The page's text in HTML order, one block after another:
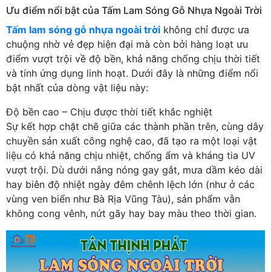
Ưu điểm nổi bật của Tấm Lam Sóng Gỗ Nhựa Ngoài Trời
Tấm lam sóng gỗ nhựa ngoài trời không chỉ được ưa
chuộng nhờ vẻ đẹp hiện đại mà còn bởi hàng loạt ưu
điểm vượt trội về độ bền, khả năng chống chịu thời tiết
và tính ứng dụng linh hoạt. Dưới đây là những điểm nổi
bật nhất của dòng vật liệu này:
Độ bền cao – Chịu được thời tiết khắc nghiệt
Sự kết hợp chặt chẽ giữa các thành phần trên, cùng dây
chuyền sản xuất công nghệ cao, đã tạo ra một loại vật
liệu có khả năng chịu nhiệt, chống ẩm và kháng tia UV
vượt trội. Dù dưới nắng nóng gay gắt, mưa dầm kéo dài
hay biên độ nhiệt ngày đêm chênh lệch lớn (như ở các
vùng ven biển như Bà Rịa Vũng Tàu), sản phẩm vẫn
không cong vênh, nứt gãy hay bay màu theo thời gian.